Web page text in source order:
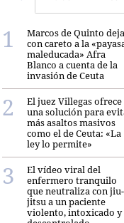
Marcos de Quinto deja
con careto a la
maleducada» Afra
Blanco a cuenta de la
invasión de Ceuta
El juez Villegas ofrece
una solución para
más asaltos masivos
como el de Ceuta: «La
ley lo permite»
El vídeo viral del
enfermero tranquilo
que neutraliza con jiu-
jitsu a un paciente
violento, intoxicado y